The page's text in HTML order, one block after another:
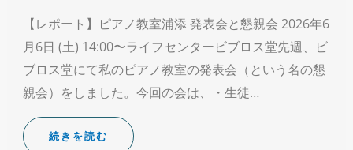
【レポート】ピアノ教室浦添 発表会と懇親会 2026年6
月6日 (土) 14:00〜ライフセンタービブロス堂先週、ビ
ブロス堂にて私のピアノ教室の発表会（という名の懇
親会）をしました。今回の会は、・生徒…
続きを読む